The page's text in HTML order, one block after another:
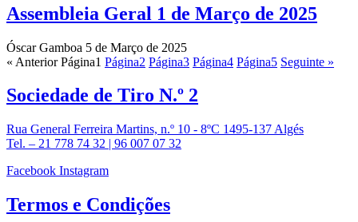
Assembleia Geral 1 de Março de 2025
Óscar Gamboa 5 de Março de 2025
« Anterior Página1 Página2 Página3 Página4 Página5 Seguinte »
Sociedade de Tiro N.º 2
Rua General Ferreira Martins, n.º 10 - 8ºC 1495-137 Algés
Tel. – 21 778 74 32 | 96 007 07 32
Facebook Instagram
Termos e Condições